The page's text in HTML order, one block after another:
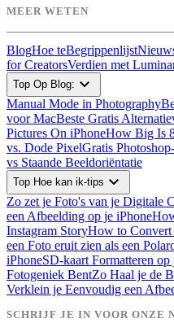
MEER WETEN
BlogHoe teBegrippenlijst
for CreatorsVerdien met
Top Op Blog: expand_more
Manual Mode in Photography
voor MacBeste Gratis
Pictures On iPhoneHow Big Is
vs. Dode PixelGratis
vs Staande Beeldoriëntatie
Top Hoe kan ik-tips expand_more
Zo zet je Foto's van je Digitale
een Afbeelding op je iPhone
Instagram StoryHow to
een Foto eruit zien als een
iPhoneSD-kaart Formatteren
Fotogeniek BentZo Haal je de
Verklein je Eenvoudig een
SCHRIJF JE IN VOOR ONZE